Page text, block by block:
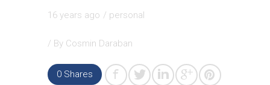
16 years ago / personal
/ By Cosmin Daraban
0 Shares